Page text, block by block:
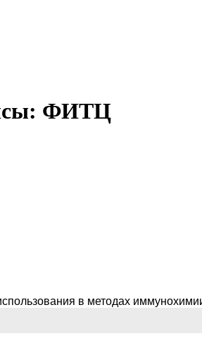
ФИТЦ
в методах